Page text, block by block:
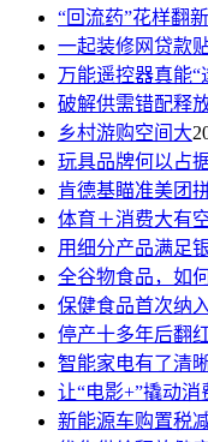
“回流药”花样翻
一起装修网贷款
万能遥控器真能“
破解供需错配释
乡村游购空间大
玩具品牌何以占
肯德基瞄准美团
体育＋消费大有
用细分产品满足
全谷物食品，如
保健食品首次纳
停产十多年后翻
智能家电有了清
让“电影+”撬动消
新能源车购置税